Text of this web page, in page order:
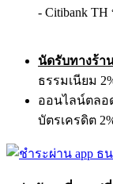
- Citibank
นัดรับทางร้า
ธรรมเนียม
ออนไลน์ตลอ
บัตรเครดิต